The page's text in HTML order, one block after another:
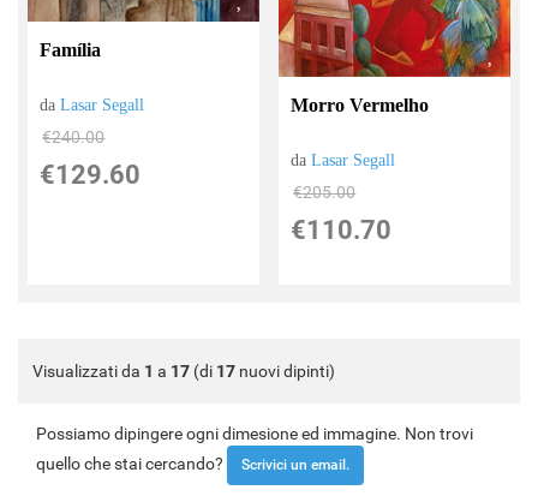
Família
daLasar Segall
€240.00
€129.60
Morro Vermelho
daLasar Segall
€205.00
€110.70
Visualizzati da 1 a 17 (di 17 nuovi dipinti)
Possiamo dipingere ogni dimesione ed immagine. Non trovi
quello che stai cercando?
Scrivici un email.